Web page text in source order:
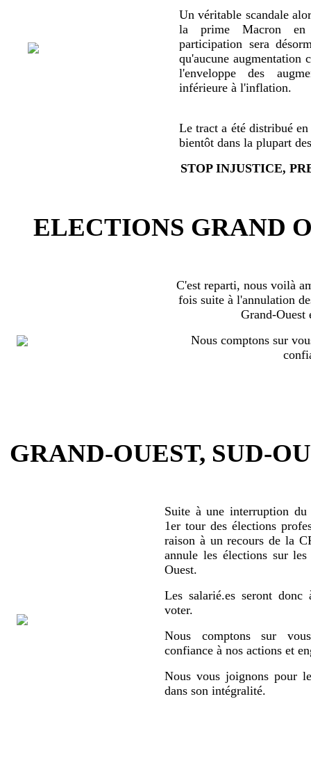
Un véritable scandale
la prime Macron
participation sera
qu'aucune augmentation
l'enveloppe des
inférieure à l'inflation.
Le tract a été distribué en
bientôt dans la plupart
STOP INJUSTICE,
ELECTIONS GRAND
C'est reparti, nous voilà
fois suite à l'annulation
Grand-Ouest
Nous comptons sur
GRAND-OUEST, SUD-
Suite à une interruption
1er tour des élections
raison à un recours de la
annule les élections sur
Ouest.
Les salarié.es seront
voter.
Nous comptons sur
confiance à nos actions et
Nous vous joignons pour
dans son intégralité.